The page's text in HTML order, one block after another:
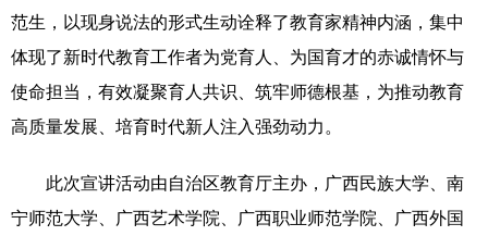
陕西 甘肃 青海 宁夏
新疆 内蒙古 黑龙江
English
范生，以现身说法的形式生动诠释了教育家精神内涵，集中
体现了新时代教育工作者为党育人、为国育才的赤诚情怀与
使命担当，有效凝聚育人共识、筑牢师德根基，为推动教育
高质量发展、培育时代新人注入强劲动力。
此次宣讲活动由自治区教育厅主办，广西民族大学、南
宁师范大学、广西艺术学院、广西职业师范学院、广西外国